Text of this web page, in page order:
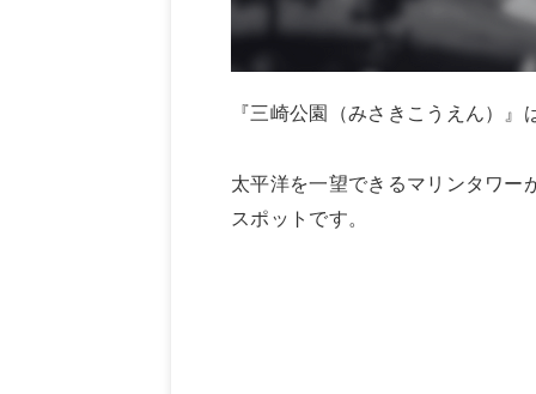
『三崎公園（みさきこうえん）
太平洋を一望できるマリンタワー
スポットです。